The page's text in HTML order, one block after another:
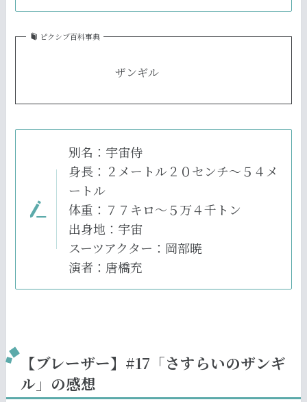
ピクシブ百科事典
ザンギル
別名：宇宙侍
身長：２メートル２０センチ～５４メ
ートル
体重：７７キロ～５万４千トン
出身地：宇宙
スーツアクター：岡部暁
演者：唐橋充
【ブレーザー】#17「さすらいのザンギ
ル」の感想